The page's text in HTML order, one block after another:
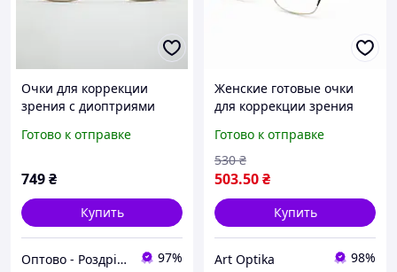
Очки для коррекции
зрения с диоптриями
золотистые
Готово к отправке
749₴
Купить
Оптово - Роздрібний інтернет - магазин "MONDO" 97%
Женские готовые очки
для коррекции зрения
металлическая оправа
золотистая Gvest 24415-
C4
Готово к отправке
503.50₴
530 ₴
Купить
Art Optika 98%